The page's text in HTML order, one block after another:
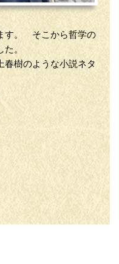
す。 そこから哲学の
。
春樹のような小説ネタ